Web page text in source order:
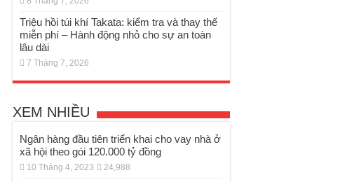
Triệu hồi túi khí Takata: kiểm tra và thay thế
miễn phí – Hành động nhỏ cho sự an toàn
lâu dài
7 Tháng 7, 2026
XEM NHIỀU
Ngân hàng đầu tiên triển khai cho vay nhà ở
xã hội theo gói 120.000 tỷ đồng
10 Tháng 4, 2023 24,988